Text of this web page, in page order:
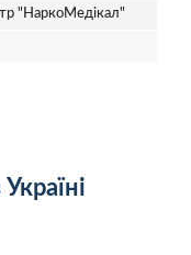
"НаркоМедікал"